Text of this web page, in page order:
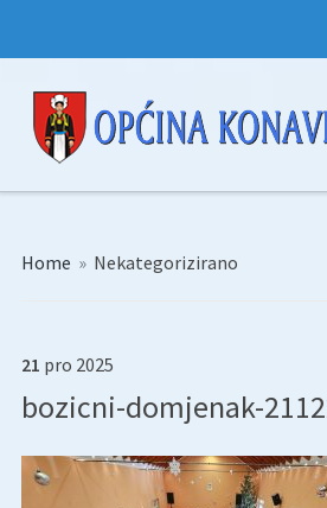
Home » Nekategorizirano
21 pro 2025
bozicni-domjenak-